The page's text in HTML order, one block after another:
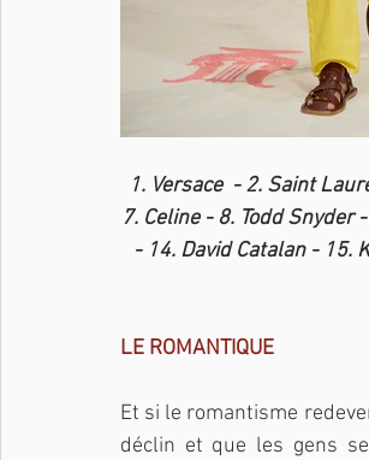
1. Versace  - 2. Saint
7. Celine - 8. Todd
- 14. David Catalan - 15.
LE ROMANTIQUE
Et si le romantisme
déclin et que les gens